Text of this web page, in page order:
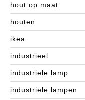
hout op maat
houten
ikea
industrieel
industriele lamp
industriele lampen